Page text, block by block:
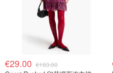
€29.00 €193.00